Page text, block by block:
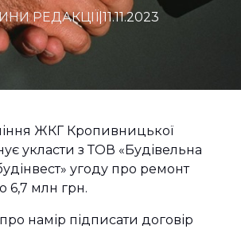
РЕДАКЦІЇ| 11.11.2023
ЖКГ Кропивницької
укласти з ТОВ «Будівельна
угоду про ремонт
6,7 млн грн.
намір підписати договір